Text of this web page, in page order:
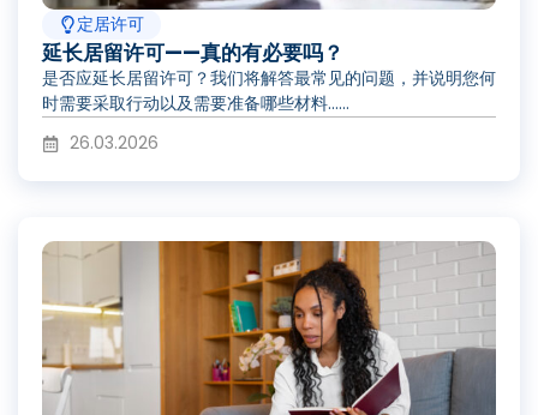
定居许可
延长居留许可——真的有必要吗？
是否应延长居留许可？我们将解答最常见的问题，并说明您何
时需要采取行动以及需要准备哪些材料……
26.03.2026